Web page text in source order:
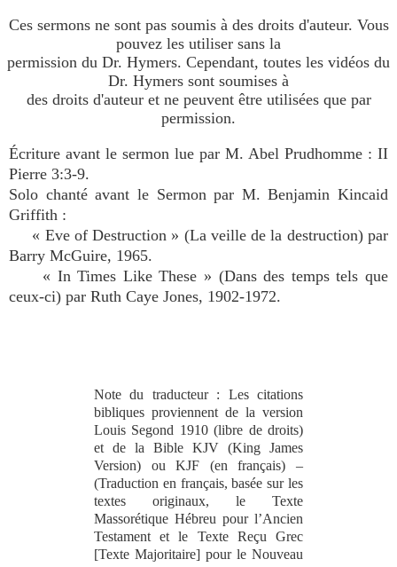
Ces sermons ne sont pas soumis à des droits d'auteur. Vous
pouvez les utiliser sans la
permission du Dr. Hymers. Cependant, toutes les vidéos du
Dr. Hymers sont soumises à
des droits d'auteur et ne peuvent être utilisées que par
permission.
Écriture avant le sermon lue par M. Abel Prudhomme : II
Pierre 3:3-9.
Solo chanté avant le Sermon par M. Benjamin Kincaid
Griffith :
« Eve of Destruction » (La veille de la destruction) par
Barry McGuire, 1965.
« In Times Like These » (Dans des temps tels que
ceux-ci) par Ruth Caye Jones, 1902-1972.
Note du traducteur : Les citations
bibliques proviennent de la version
Louis Segond 1910 (libre de droits)
et de la Bible KJV (King James
Version) ou KJF (en français) –
(Traduction en français, basée sur les
textes originaux, le Texte
Massorétique Hébreu pour l’Ancien
Testament et le Texte Reçu Grec
[Texte Majoritaire] pour le Nouveau